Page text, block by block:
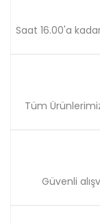
Saat 16.00'a
Tüm
Güvenli